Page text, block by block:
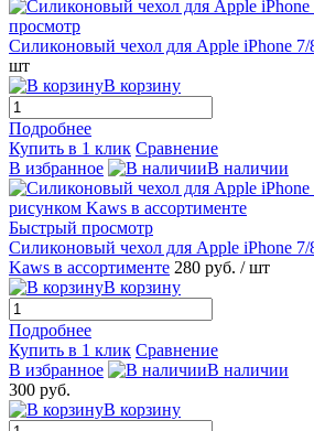
просмотр
Силиконовый чехол для Apple iPhone 7/
шт
В корзину
Подробнее
Купить в 1 клик Сравнение
В избранное
В наличии
Быстрый просмотр
Силиконовый чехол для Apple iPhone
Kaws в ассортименте 280 руб. / шт
В корзину
Подробнее
Купить в 1 клик Сравнение
В избранное
В наличии
300 руб.
В корзину